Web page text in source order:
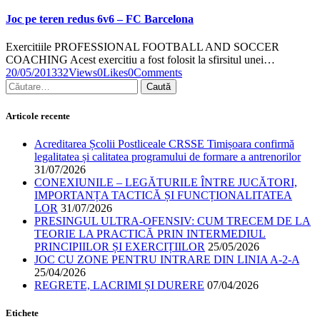
Joc pe teren redus 6v6 – FC Barcelona
Exercitiile PROFESSIONAL FOOTBALL AND SOCCER
COACHING Acest exercitiu a fost folosit la sfirsitul unei…
20/05/201332Views0Likes0Comments
Articole recente
Acreditarea Școlii Postliceale CRSSE Timișoara confirmă
legalitatea și calitatea programului de formare a antrenorilor
31/07/2026
CONEXIUNILE – LEGĂTURILE ÎNTRE JUCĂTORI,
IMPORTANȚA TACTICĂ ȘI FUNCȚIONALITATEA
LOR 31/07/2026
PRESINGUL ULTRA-OFENSIV: CUM TRECEM DE LA
TEORIE LA PRACTICĂ PRIN INTERMEDIUL
PRINCIPIILOR ȘI EXERCIȚIILOR 25/05/2026
JOC CU ZONE PENTRU INTRARE DIN LINIA A-2-A
25/04/2026
REGRETE, LACRIMI ȘI DURERE 07/04/2026
Etichete